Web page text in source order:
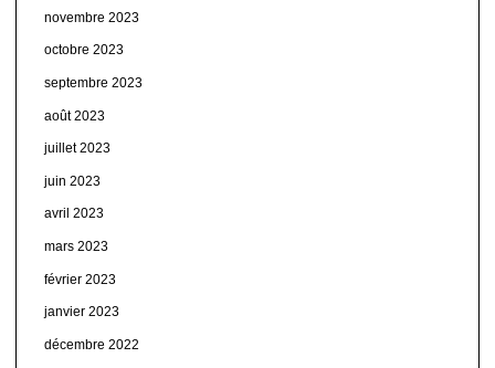
novembre 2023
octobre 2023
septembre 2023
août 2023
juillet 2023
juin 2023
avril 2023
mars 2023
février 2023
janvier 2023
décembre 2022